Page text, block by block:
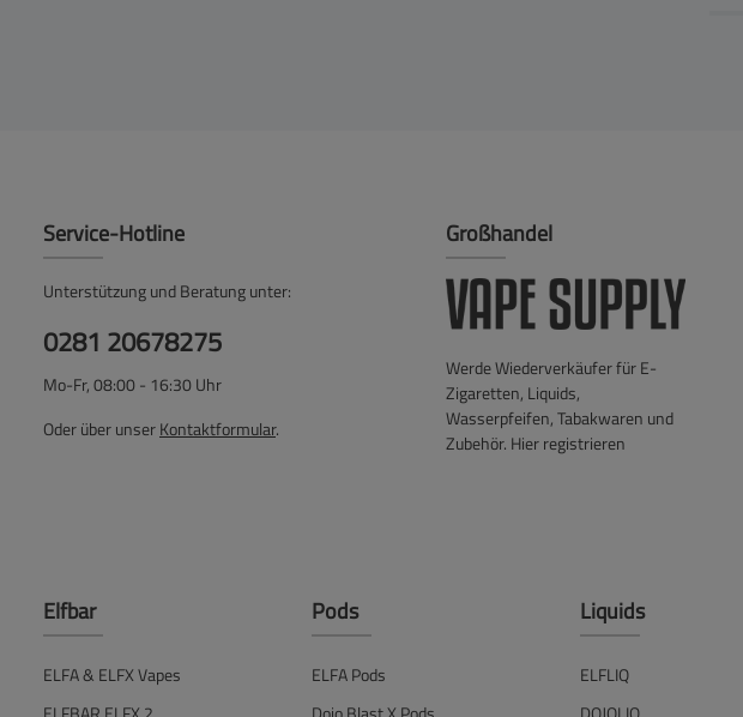
Service-Hotline
Unterstützung und Beratung unter:
0281 20678275
Mo-Fr, 08:00 - 16:30 Uhr
Oder über unserKontaktformular.
Großhandel
Werde Wiederverkäufer für E-
Zigaretten, Liquids,
Wasserpfeifen, Tabakwaren und
Zubehör. Hier registrieren
Elfbar
ELFA & ELFX Vapes
Pods
ELFA Pods
Liquids
ELFLIQ